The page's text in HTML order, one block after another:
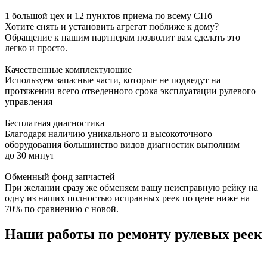
1 большой цех и 12 пунктов приема по всему СПб
Хотите снять и установить агрегат поближе к дому?
Обращение к нашим партнерам позволит вам сделать это
легко и просто.
Качественные комплектующие
Используем запасные части, которые не подведут на
протяжении всего отведенного срока эксплуатации рулевого
управления
Бесплатная диагностика
Благодаря наличию уникального и высокоточного
оборудования большинство видов диагностик выполним
до 30 минут
Обменный фонд запчастей
При желании сразу же обменяем вашу неисправную рейку на
одну из наших полностью исправных реек по цене ниже на
70% по сравнению с новой.
Наши работы по ремонту рулевых реек